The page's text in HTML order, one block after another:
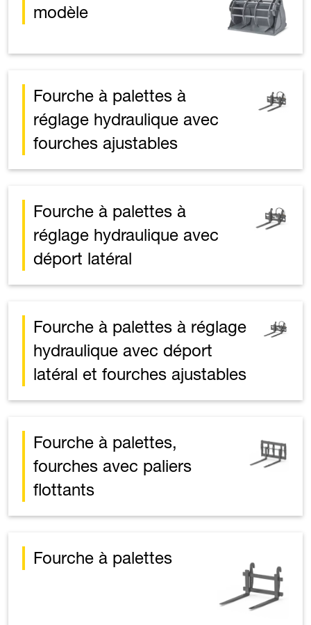
modèle
Fourche à palettes à
réglage hydraulique avec
fourches ajustables
Fourche à palettes à
réglage hydraulique avec
déport latéral
Fourche à palettes à réglage
hydraulique avec déport
latéral et fourches ajustables
Fourche à palettes,
fourches avec paliers
flottants
Fourche à palettes